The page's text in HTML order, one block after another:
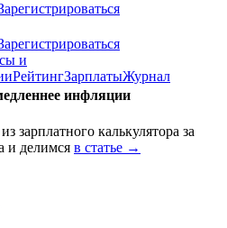
и
РейтингЗарплатыЖурнал
инфляции
зарплатного калькулятора за
и делимся в статье →